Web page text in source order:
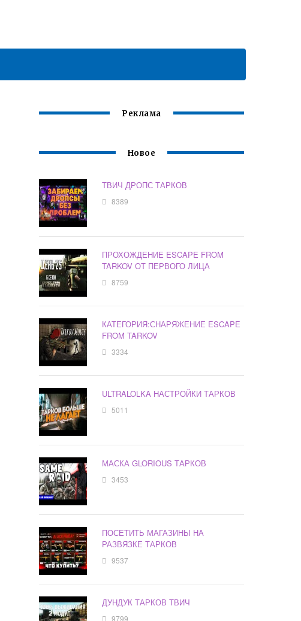
Реклама
Новое
ТВИЧ ДРОПС ТАРКОВ
8389
ПРОХОЖДЕНИЕ ESCAPE FROM
TARKOV ОТ ПЕРВОГО ЛИЦА
8759
КАТЕГОРИЯ:СНАРЯЖЕНИЕ ESCAPE
FROM TARKOV
3334
ULTRALOLKA НАСТРОЙКИ ТАРКОВ
5011
МАСКА GLORIOUS ТАРКОВ
3453
ПОСЕТИТЬ МАГАЗИНЫ НА
РАЗВЯЗКЕ ТАРКОВ
9537
ДУНДУК ТАРКОВ ТВИЧ
9799